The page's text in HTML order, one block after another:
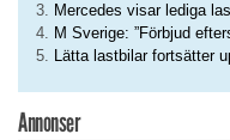
Mercedes visar lediga
M Sverige: ”Förbjud
Lätta lastbilar fortsätter
Annonser